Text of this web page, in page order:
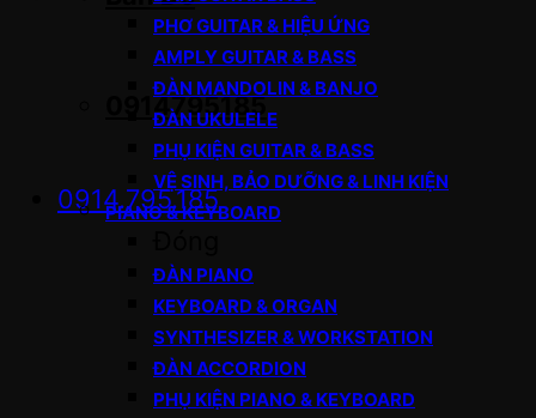
0914795185
0914.795.185
PHƠ GUITAR & HIỆU ỨNG
AMPLY GUITAR & BASS
ĐÀN MANDOLIN & BANJO
ĐÀN UKULELE
PHỤ KIỆN GUITAR & BASS
VỆ SINH, BẢO DƯỠNG & LINH KIỆN
PIANO & KEYBOARD
ĐÀN PIANO
KEYBOARD & ORGAN
SYNTHESIZER & WORKSTATION
ĐÀN ACCORDION
PHỤ KIỆN PIANO & KEYBOARD